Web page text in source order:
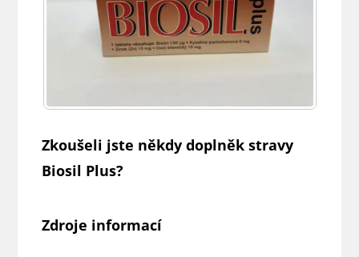
Zkoušeli jste někdy doplněk stravy
Biosil Plus?
Zdroje informací